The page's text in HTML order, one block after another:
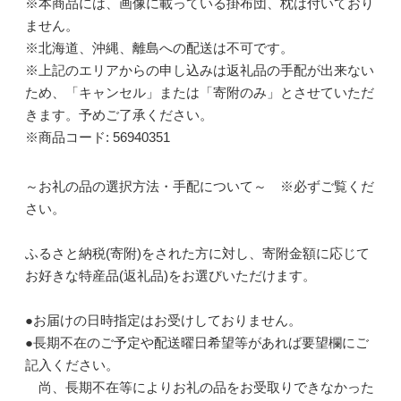
※本商品には、画像に載っている掛布団、枕は付いており
ません。
※北海道、沖縄、離島への配送は不可です。
※上記のエリアからの申し込みは返礼品の手配が出来ない
ため、「キャンセル」または「寄附のみ」とさせていただ
きます。予めご了承ください。
※商品コード: 56940351
～お礼の品の選択方法・手配について～ ※必ずご覧くだ
さい。
ふるさと納税(寄附)をされた方に対し、寄附金額に応じて
お好きな特産品(返礼品)をお選びいただけます。
●お届けの日時指定はお受けしておりません。
●長期不在のご予定や配送曜日希望等があれば要望欄にご
記入ください。
尚、長期不在等によりお礼の品をお受取りできなかった